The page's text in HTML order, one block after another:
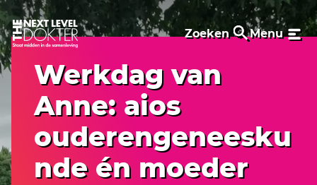
Zoeken Menu
Werkdag van
Anne: aios
ouderengeneesku
nde én moeder